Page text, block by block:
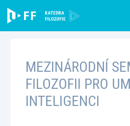
content
MEZINÁRODNÍ
FILOZOFII PRO
INTELIGENCI